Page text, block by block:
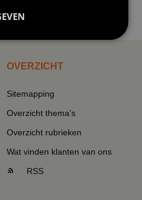
t-shirt sport s...
OVERZICHT
Sitemapping
Overzicht thema's
Overzicht rubrieken
Wat vinden klanten van ons
RSS